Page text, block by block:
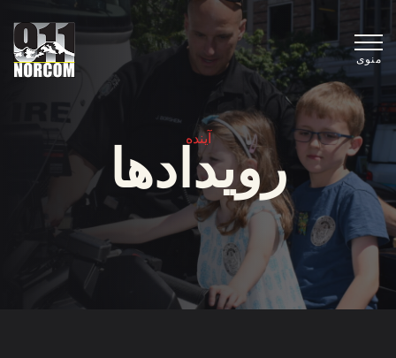
منوی
آینده
رویدادها